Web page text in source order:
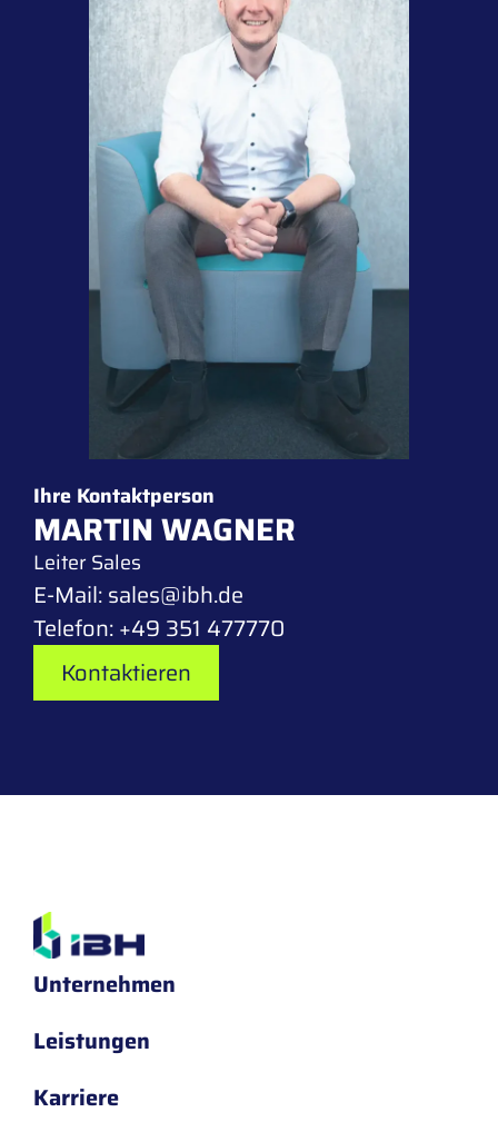
Ihre Kontaktperson
MARTIN WAGNER
Leiter Sales
E-Mail:sales@ibh.de
Telefon:+49 351 477770
Kontaktieren
Unternehmen
Leistungen
Karriere